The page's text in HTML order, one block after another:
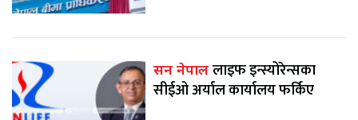
सन नेपाललाइफ इन्स्योरेन्सका
सीईओ अर्याल कार्यालय फर्किए